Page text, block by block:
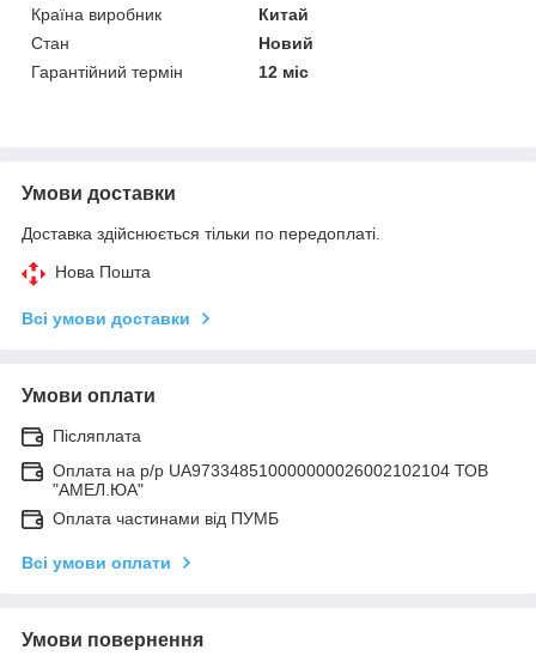
Країна виробник
Китай
Стан
Новий
Гарантійний термін
12 міс
Умови доставки
Доставка здійснюється тільки по передоплаті.
Нова Пошта
Всі умови доставки
Умови оплати
Післяплата
Оплата на р/р UA973348510000000026002102104 ТОВ
"АМЕЛ.ЮА"
Оплата частинами від ПУМБ
Всі умови оплати
Умови повернення